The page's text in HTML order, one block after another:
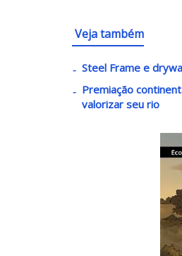
Veja também
Steel Frame e
Premiação
valorizar seu rio